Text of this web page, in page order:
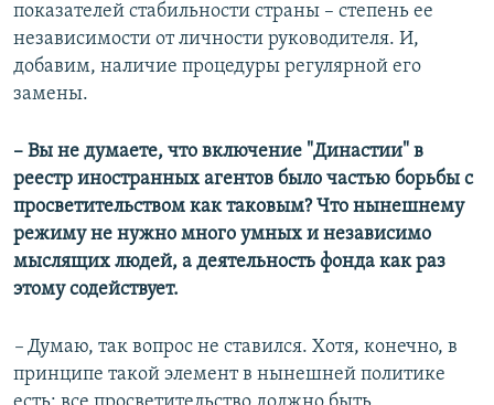
показателей стабильности страны – степень ее
независимости от личности руководителя. И,
добавим, наличие процедуры регулярной его
замены.
– Вы не думаете, что включение "Династии" в
реестр иностранных агентов было частью борьбы с
просветительством как таковым? Что нынешнему
режиму не нужно много умных и независимо
мыслящих людей, а деятельность фонда как раз
этому содействует.
– Думаю, так вопрос не ставился. Хотя, конечно, в
принципе такой элемент в нынешней политике